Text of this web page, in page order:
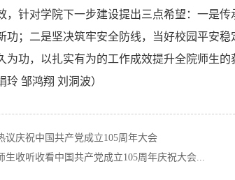
，针对学院下一步建设提出三点希望：一是
功；二是坚决筑牢安全防线，当好校园平安
为功，以扎实有为的工作成效提升全院师生的
玲 邹鸿翔 刘洞波）
议庆祝中国共产党成立105周年大会
生收听收看中国共产党成立105周年庆祝大会...